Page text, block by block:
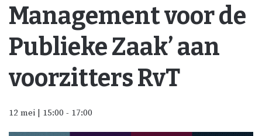
Management voor de
Publieke Zaak’ aan
voorzitters RvT
12 mei | 15:00 - 17:00